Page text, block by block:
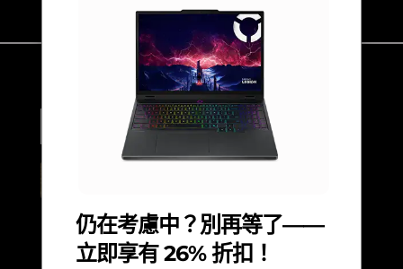
仍在考慮中？別再等了——
立即享有 26% 折扣！
Legion 5 Gen 10 筆記型電腦以外的配件和裝置需另行購買。
遊戲顛覆者
GeForce RTX®5060 筆記型電腦 GPU (8GB
GDDR7、128 位元、115W 包括 15W 提升、2497MHz
Boost Clock、572 AI TOPS、3328 CUDA 核心)
支援 MUX：
50 系列支援技術
NVIDIA
DLSS 4
Broadcast
PCI Express Gen 5
可調整尺寸 BAR
USB-C® (USB 10Gbps) 支援 Power Delivery 3.0，65-
100W / DisplayPort 2.1
USB-C® (USB4® 40Gbps) 支援 DisplayPort 1.4
USB-A (USB 5Gbps)
耳機 / 麥克風組合
USB-A (USB 5Gbps)
HK$13,129.0
(136)
5
Convenient Payment Options